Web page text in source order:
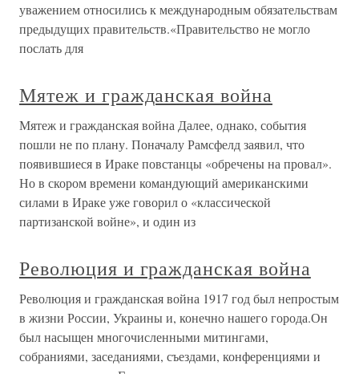
уважением относились к международным обязательствам
предыдущих правительств.«Правительство не могло
послать для
Мятеж и гражданская война
Мятеж и гражданская война Далее, однако, события
пошли не по плану. Поначалу Рамсфелд заявил, что
появившиеся в Ираке повстанцы «обречены на провал».
Но в скором времени командующий американскими
силами в Ираке уже говорил о «классической
партизанской войне», и один из
Революция и гражданская война
Революция и гражданская война 1917 год был непростым
в жизни России, Украины и, конечно нашего города.Он
был насыщен многочисленными митингами,
собраниями, заседаниями, съездами, конференциями и